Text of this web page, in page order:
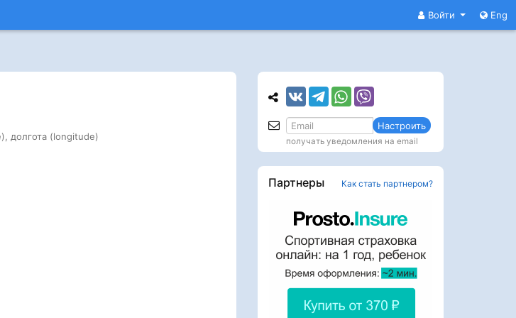
Войти Eng
долгота (longitude)
Настроить
получать уведомления на email
Партнеры Как стать партнером?